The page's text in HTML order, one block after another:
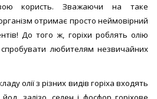
користь. Зважаючи на таке
організм отримає просто неймовірний
До того ж, горіхи роблять олію
любителям незвичайних
олії з різних видів горіха входять